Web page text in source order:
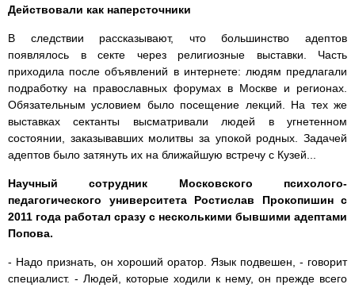
Действовали как наперсточники
В следствии рассказывают, что большинство адептов
появлялось в секте через религиозные выставки. Часть
приходила после объявлений в интернете: людям предлагали
подработку на православных форумах в Москве и регионах.
Обязательным условием было посещение лекций. На тех же
выставках сектанты высматривали людей в угнетенном
состоянии, заказывавших молитвы за упокой родных. Задачей
адептов было затянуть их на ближайшую встречу с Кузей...
Научный сотрудник Московского психолого-
педагогического университета Ростислав Прокопишин с
2011 года работал сразу с несколькими бывшими адептами
Попова.
- Надо признать, он хороший оратор. Язык подвешен, - говорит
специалист. - Людей, которые ходили к нему, он прежде всего